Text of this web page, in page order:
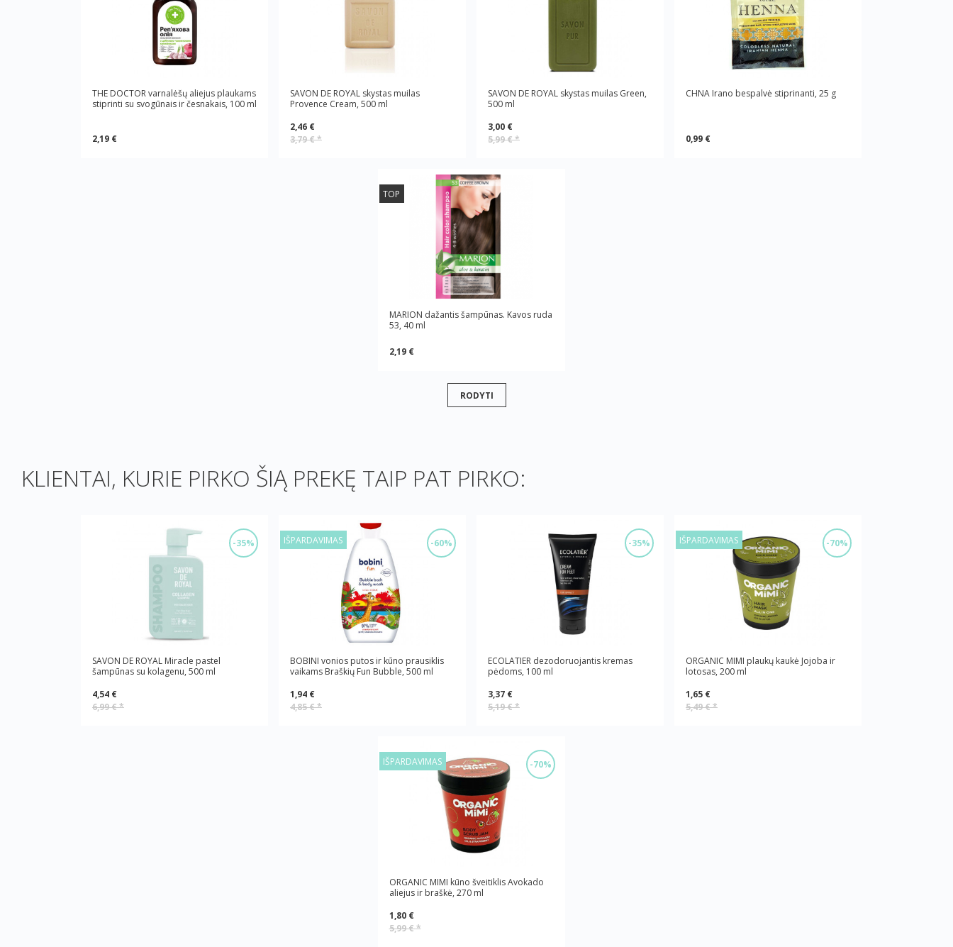
THE DOCTOR varnalėšų aliejus plaukams
stiprinti su svogūnais ir česnakais, 100 ml
2,19 €
SAVON DE ROYAL skystas muilas
Provence Cream, 500 ml
2,46 €
3,79 €*
SAVON DE ROYAL skystas muilas Green,
500 ml
3,00 €
5,99 €*
CHNA Irano bespalvė stiprinanti, 25 g
0,99 €
TOP
MARION dažantis šampūnas. Kavos ruda
53, 40 ml
2,19 €
RODYTI
KLIENTAI, KURIE PIRKO ŠIĄ PREKĘ TAIP PAT PIRKO:
-35%
SAVON DE ROYAL Miracle pastel
šampūnas su kolagenu, 500 ml
4,54 €
6,99 €*
-60%
IŠPARDAVIMAS
BOBINI vonios putos ir kūno prausiklis
vaikams Braškių Fun Bubble, 500 ml
1,94 €
4,85 €*
-35%
ECOLATIER dezodoruojantis kremas
pėdoms, 100 ml
3,37 €
5,19 €*
-70%
IŠPARDAVIMAS
ORGANIC MIMI plaukų kaukė Jojoba ir
lotosas, 200 ml
1,65 €
5,49 €*
-70%
IŠPARDAVIMAS
ORGANIC MIMI kūno šveitiklis Avokado
aliejus ir braškė, 270 ml
1,80 €
5,99 €*